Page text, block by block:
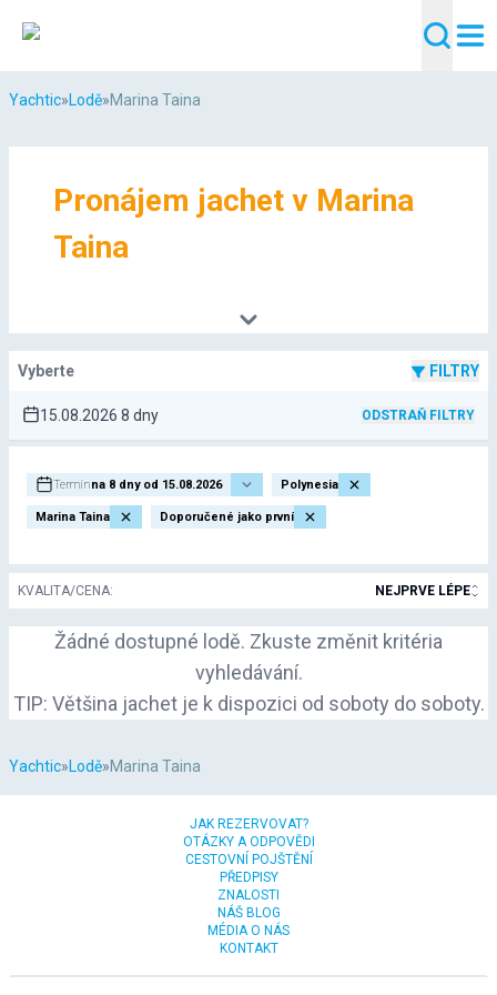
Yachtic»Lodě»Marina Taina
Pronájem jachet v Marina
Taina
Vyberte FILTRY
15.08.2026 8 dny ODSTRAŇ FILTRY
Termínna 8 dny od 15.08.2026 Polynesia
Marina Taina Doporučené jako první
KVALITA/CENA: NEJPRVE LÉPE
Žádné dostupné lodě. Zkuste změnit kritéria
vyhledávání.
TIP: Většina jachet je k dispozici od soboty do soboty.
Yachtic»Lodě»Marina Taina
JAK REZERVOVAT?
OTÁZKY A ODPOVĚDI
CESTOVNÍ POJŠTĚNÍ
PŘEDPISY
ZNALOSTI
NÁŠ BLOG
MÉDIA O NÁS
KONTAKT